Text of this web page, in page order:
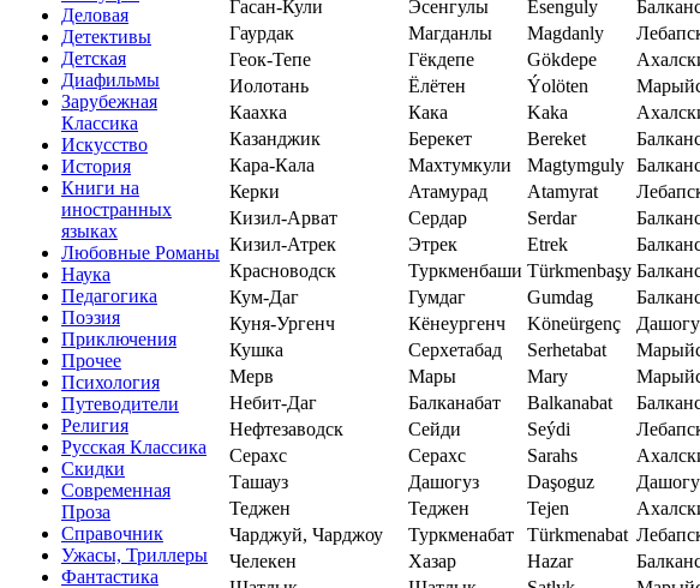
Деловая
Детективы
Детская
Диафильмы
Зарубежная
Классика
Искусство
История
Книги на
иностранных
языках
Любовные Романы
Наука
Педагогика
Поэзия
Приключения
Прочее
Психология
Путеводители
Религия
Русская Классика
Скидки
Современная
Проза
Справочник
Ужасы, Триллеры
Фантастика
Гасан-Кули
Эсенгулы Esenguly
Гаурдак
Магданлы Magdanly
Геок-Тепе
Гёкдепе Gökdepe
Иолотань
Ёлётен Ýolöten
Каахка
Кака Kaka
Казанджик
Берекет Bereket
Кара-Кала
Махтумкули Magtymguly
Керки
Атамурад Atamyrat
Кизил-Арват
Сердар Serdar
Кизил-Атрек
Этрек Etrek
Красноводск
Туркменбаши Türkmenbaşy
Кум-Даг
Гумдаг Gumdag
Куня-Ургенч
Кёнеургенч Köneürgenç
Кушка
Серхетабад Serhetabat
Мерв
Мары Mary
Небит-Даг
Балканабат Balkanabat
Нефтезаводск
Сейди Seýdi
Серахс
Серахс Sarahs
Ташауз
Дашогуз Daşoguz
Теджен
Теджен Tejen
Чарджуй, Чарджоу
Туркменабат Türkmenabat
Челекен
Хазар Hazar